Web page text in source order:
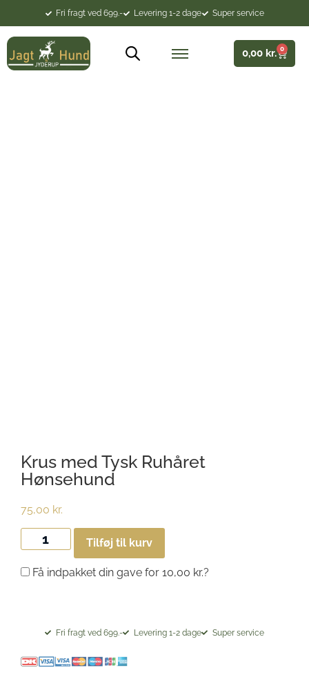
Fri fragt ved 699.- Levering 1-2 dage Super service
0,00 kr. 0
Krus med Tysk Ruhåret
Hønsehund
75,00 kr.
Tilføj til kurv
Få indpakket din gave for 10,00 kr.?
Fri fragt ved 699.- Levering 1-2 dage Super service